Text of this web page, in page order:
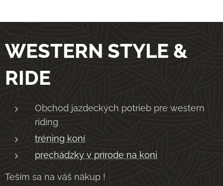
WESTERN STYLE &
RIDE
Obchod jazdeckých potrieb pre western
riding
tréning koní
prechádzky v prírode na koni
Teším sa na váš nákup !